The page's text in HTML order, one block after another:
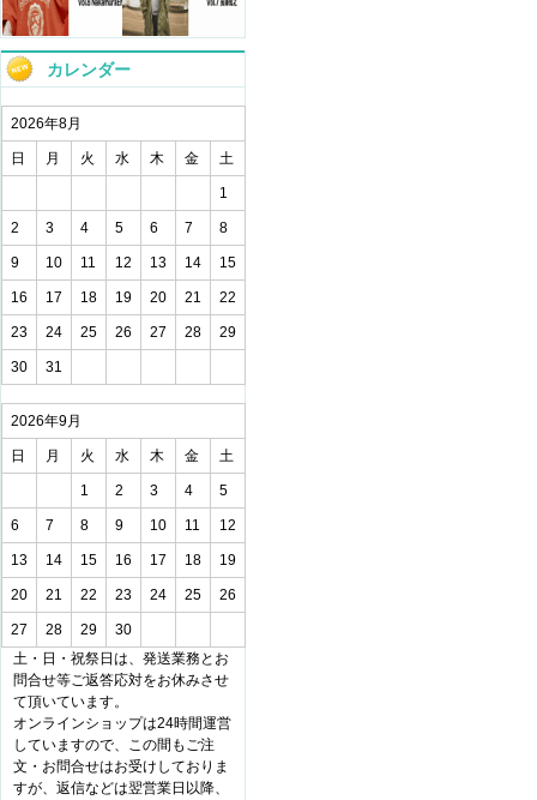
カレンダー
2026年8月
日 月 火 水 木 金 土
1
2 3 4 5 6 7 8
9 10 11 12 13 14 15
16 17 18 19 20 21 22
23 24 25 26 27 28 29
30 31
2026年9月
日 月 火 水 木 金 土
1 2 3 4 5
6 7 8 9 10 11 12
13 14 15 16 17 18 19
20 21 22 23 24 25 26
27 28 29
30
土・日・祝祭日は、発送業務とお
問合せ等ご返答応対をお休みさせ
て頂いています。
オンラインショップは24時間運営
していますので、この間もご注
文・お問合せはお受けしておりま
すが、返信などは翌営業日以降、